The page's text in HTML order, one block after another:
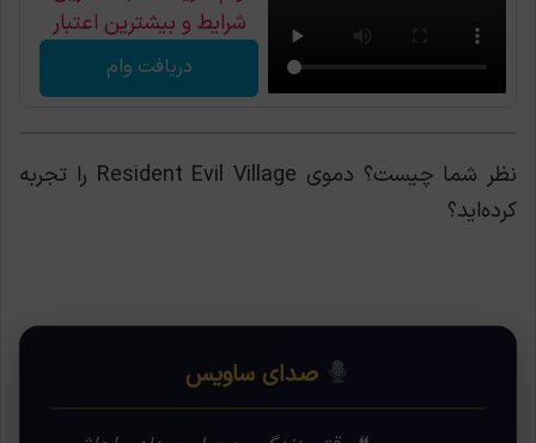
شرایط و بیشترین اعتبار
دریافت وام
نظر شما چیست؟ دموی Resident Evil Village را تجربه
کرده‌اید؟
صدای ساویس